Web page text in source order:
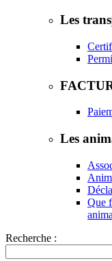
Les
Les
Que
Recherche :